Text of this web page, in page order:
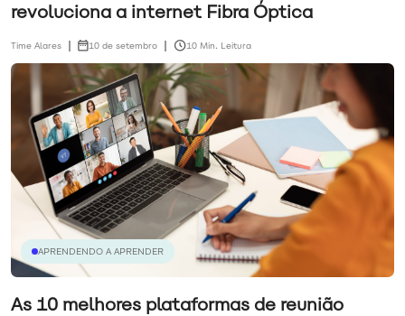
revoluciona a internet Fibra Óptica
Time Alares 10 de setembro 10 Min. Leitura
APRENDENDO A APRENDER
As 10 melhores plataformas de reunião